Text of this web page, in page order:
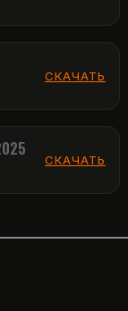
СКАЧАТЬ
СКАЧАТЬ